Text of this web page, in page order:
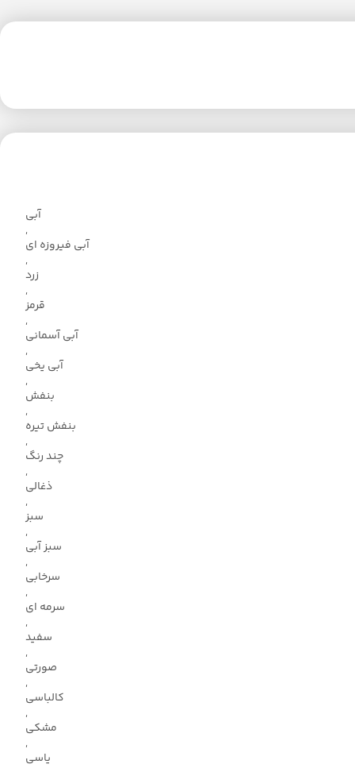
آبی
,
آبی فیروزه ای
,
زرد
,
قرمز
,
آبی آسمانی
,
آبی یخی
,
بنفش
,
بنفش تیره
,
چند رنگ
,
ذغالی
,
سبز
,
سبز آبی
,
سرخابی
,
سرمه ای
,
سفید
,
صورتی
,
کالباسی
,
مشکی
,
یاسی